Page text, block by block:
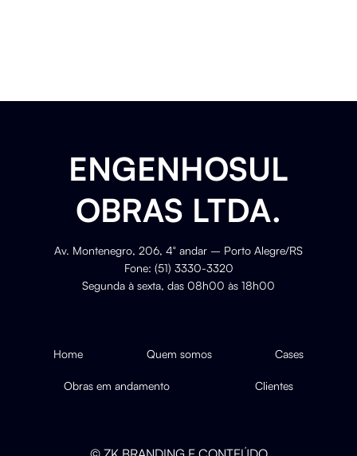
ENGENHOSUL
OBRAS LTDA.
Av. Montenegro, 206, 4° andar – Porto Alegre/RS
Fone: (51) 3330-3320
Segunda à sexta, das 08h00 às 18h00
Home Quem somos Cases
Obras em andamento Clientes